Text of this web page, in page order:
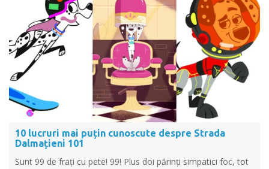
10 lucruri mai puțin cunoscute despre Strada
Dalmațieni 101
Sunt 99 de frați cu pete! 99! Plus doi părinți simpatici foc, tot